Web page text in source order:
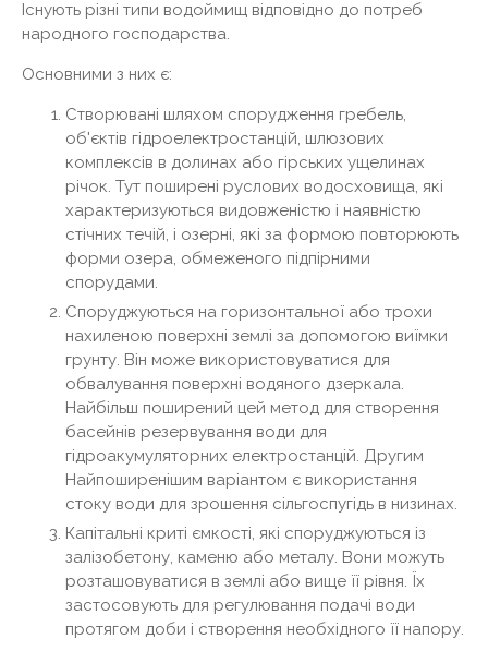
Існують різні типи водоймищ відповідно до потреб
народного господарства.
Основними з них є:
Створювані шляхом спорудження гребель,
об'єктів гідроелектростанцій, шлюзових
комплексів в долинах або гірських ущелинах
річок. Тут поширені руслових водосховища, які
характеризуються видовженістю і наявністю
стічних течій, і озерні, які за формою повторюють
форми озера, обмеженого підпірними
спорудами.
Споруджуються на горизонтальної або трохи
нахиленою поверхні землі за допомогою виїмки
грунту. Він може використовуватися для
обвалування поверхні водяного дзеркала.
Найбільш поширений цей метод для створення
басейнів резервування води для
гідроакумуляторних електростанцій. Другим
Найпоширенішим варіантом є використання
стоку води для зрошення сільгоспугідь в низинах.
Капітальні криті ємкості, які споруджуються із
залізобетону, каменю або металу. Вони можуть
розташовуватися в землі або вище її рівня. Їх
застосовують для регулювання подачі води
протягом доби і створення необхідного її напору.